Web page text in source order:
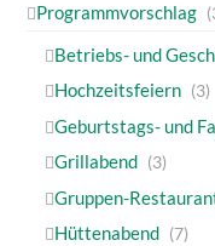
Programmvorschlag
Betriebs- und
Hochzeitsfeiern (3)
Geburtstags- und
Grillabend (3)
Gruppen-
Hüttenabend (7)